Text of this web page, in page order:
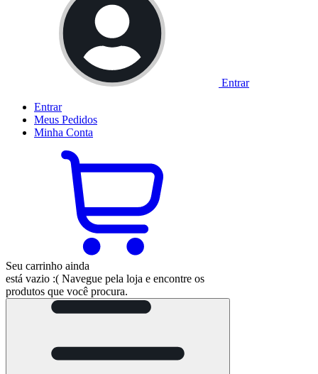
Entrar
Entrar
Meus Pedidos
Minha Conta
Seu carrinho ainda
está vazio :( Navegue pela loja e encontre os
produtos que você procura.